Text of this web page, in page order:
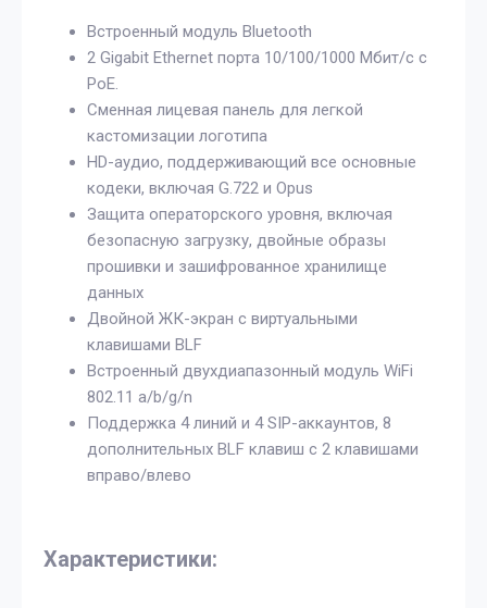
Встроенный модуль Bluetooth
2 Gigabit Ethernet порта 10/100/1000 Мбит/с с
PoE.
Сменная лицевая панель для легкой
кастомизации логотипа
HD-аудио, поддерживающий все основные
кодеки, включая G.722 и Opus
Защита операторского уровня, включая
безопасную загрузку, двойные образы
прошивки и зашифрованное хранилище
данных
Двойной ЖК-экран с виртуальными
клавишами BLF
Встроенный двухдиапазонный модуль WiFi
802.11 a/b/g/n
Поддержка 4 линий и 4 SIP-аккаунтов, 8
дополнительных BLF клавиш с 2 клавишами
вправо/влево
Характеристики: